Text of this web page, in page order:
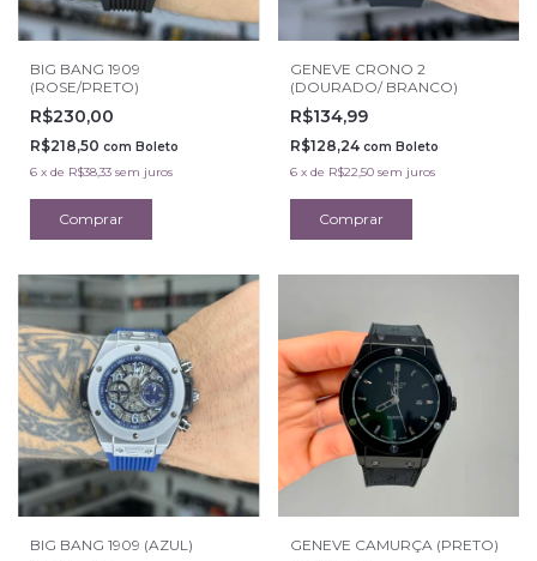
BIG BANG 1909
(ROSE/PRETO)
R$230,00
R$218,50 com Boleto
6 x de R$38,33 sem juros
GENEVE CRONO 2
(DOURADO/ BRANCO)
R$134,99
R$128,24 com Boleto
6 x de R$22,50 sem juros
BIG BANG 1909 (AZUL) GENEVE CAMURÇA (PRETO)